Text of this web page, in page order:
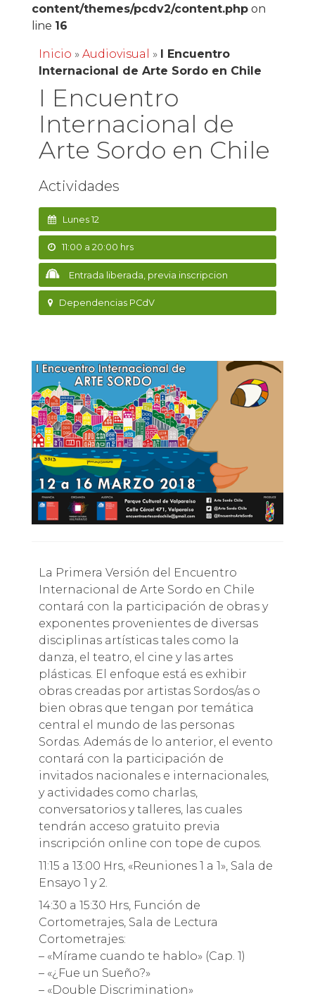
content/themes/pcdv2/content.phpon
line 16
Inicio » Audiovisual » I Encuentro
Internacional de Arte Sordo en Chile
I Encuentro
Internacional de
Arte Sordo en Chile
Actividades
Lunes 12
11:00 a 20:00 hrs
Entrada liberada, previa inscripcion
Dependencias PCdV
La Primera Versión del Encuentro
Internacional de Arte Sordo en Chile
contará con la participación de obras y
exponentes provenientes de diversas
disciplinas artísticas tales como la
danza, el teatro, el cine y las artes
plásticas. El enfoque está es exhibir
obras creadas por artistas Sordos/as o
bien obras que tengan por temática
central el mundo de las personas
Sordas. Además de lo anterior, el evento
contará con la participación de
invitados nacionales e internacionales,
y actividades como charlas,
conversatorios y talleres, las cuales
tendrán acceso gratuito previa
inscripción online con tope de cupos.
11:15 a 13:00 Hrs, «Reuniones 1 a 1», Sala de
Ensayo 1 y 2.
14:30 a 15:30 Hrs, Función de
Cortometrajes, Sala de Lectura
Cortometrajes:
– «Mírame cuando te hablo» (Cap. 1)
– «¿Fue un Sueño?»
– «Double Discrimination»